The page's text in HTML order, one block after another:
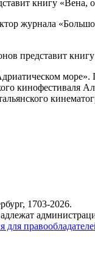
книгу «Вена,
журнала
представит книгу
кинофестиваля
1703-2026.
для